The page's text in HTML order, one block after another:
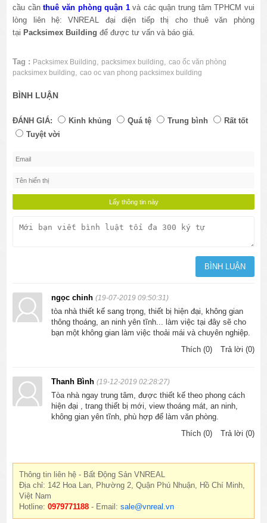
cầu cầnthuê văn phòng quận 1và các quận trung tâm TPHCM vui
lòng liên hệ: VNREAL đại diện tiếp thị cho thuê văn phòng
tại Packsimex Building để được tư vấn và báo giá.
Tag : Packsimex Building packsimex building ,cao ốc văn phòng
packsimex building
,cao oc van phong packsimex building
BÌNH LUẬN
ĐÁNH GIÁ: Kinh khủng Quá tệ Trung bình
Rất tốt
Tuyệt vời
ngọc chinh(19-07-2019 09:50:31)
tòa nhà thiết kế sang trọng, thiết bị hiện đại, không gian
thông thoáng, an ninh yên tĩnh... làm việc tại đây sẽ cho
bạn một không gian làm việc thoải mái và chuyên nghiệp.
Thích (0)
Trả lời (0)
Thanh Bình(19-12-2019 02:28:27)
Tòa nhà ngay trung tâm, được thiết kế theo phong cách
hiện đại , trang thiết bị mới, view thoáng mát, an ninh,
không gian yên tĩnh, phù hợp để làm văn phòng.
Thích (0)
Trả lời (0)
Thông tin liên hệ - Bất Động Sản VNREAL
Địa chỉ: 142 Hoa Lan, Phường 2, Quận Phú Nhuận, Hồ Chí Minh,
Việt Nam
Hotline:0979771188 - Email:sale@vnreal.vn